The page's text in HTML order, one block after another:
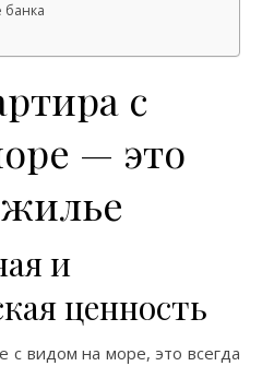
банка
с
— это
и
ценность
с видом на море, это всегда